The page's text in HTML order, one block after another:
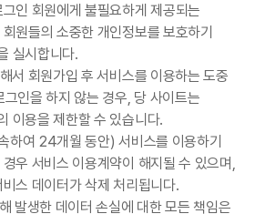
인 회원에게 불필요하게 제공되는
원들의 소중한 개인정보를 보호하기
실시합니다.
서 회원가입 후 서비스를 이용하는 도중
인을 하지 않는 경우, 당 사이트는
이용을 제한할 수 있습니다.
하여 24개월 동안) 서비스를 이용하기
우 서비스 이용계약이 해지될 수 있으며,
스 데이터가 삭제 처리됩니다.
발생한 데이터 손실에 대한 모든 책임은